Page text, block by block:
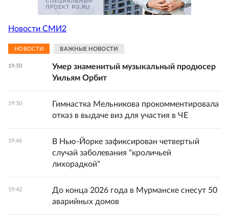
Новости СМИ2
НОВОСТИ ВАЖНЫЕ НОВОСТИ
19:50
Умер знаменитый музыкальный продюсер
Уильям Орбит
19:50
Гимнастка Мельникова прокомментировала
отказ в выдаче виз для участия в ЧЕ
19:46
В Нью-Йорке зафиксирован четвертый
случай заболевания "кроличьей
лихорадкой"
19:42
До конца 2026 года в Мурманске снесут 50
аварийных домов